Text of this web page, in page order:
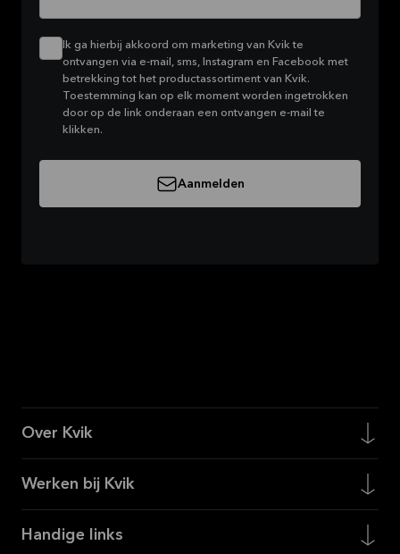
Ik ga hierbij akkoord om marketing van Kvik te
ontvangen via e-mail, sms, Instagram en Facebook met
betrekking tot het productassortiment van Kvik.
Toestemming kan op elk moment worden ingetrokken
door op de link onderaan een ontvangen e-mail te
klikken.
Aanmelden
Over Kvik
Werken bij Kvik
Handige links